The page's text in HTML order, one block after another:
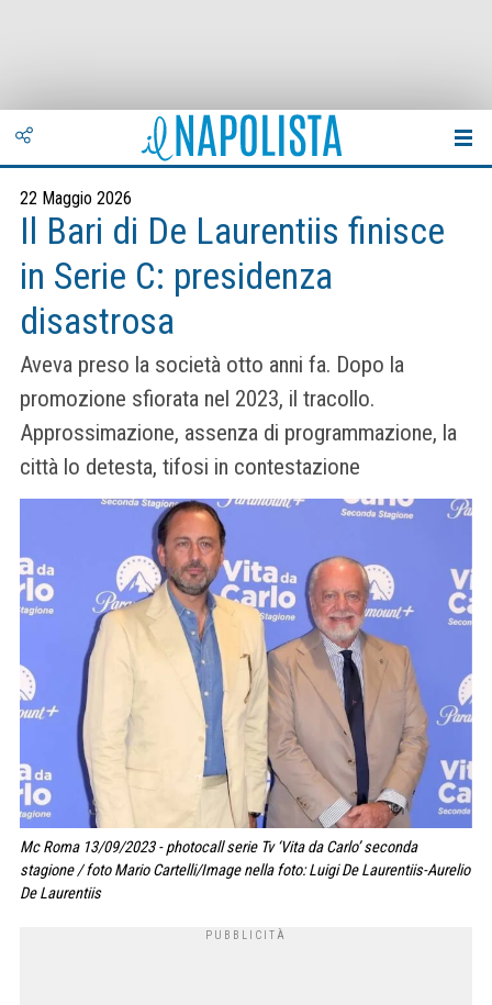
22 Maggio 2026
Il Bari di De Laurentiis finisce
in Serie C: presidenza
disastrosa
Aveva preso la società otto anni fa. Dopo la
promozione sfiorata nel 2023, il tracollo.
Approssimazione, assenza di programmazione, la
città lo detesta, tifosi in contestazione
Mc Roma 13/09/2023 - photocall serie Tv ‘Vita da Carlo’ seconda
stagione / foto Mario Cartelli/Image nella foto: Luigi De Laurentiis-Aurelio
De Laurentiis